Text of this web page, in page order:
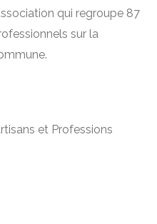
qui regroupe 87
sur la
et Professions